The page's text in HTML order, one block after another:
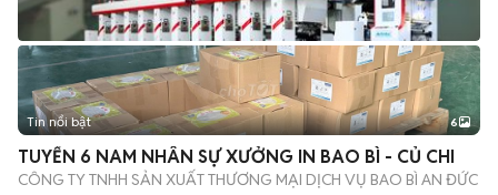
+2
Tin nổi bật 6
TUYỂN 6 NAM NHÂN SỰ XƯỞNG IN BAO BÌ - CỦ CHI
CÔNG TY TNHH SẢN XUẤT THƯƠNG MẠI DỊCH VỤ BAO BÌ AN ĐỨC